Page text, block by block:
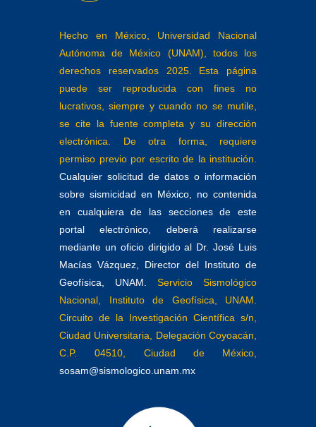
Hecho en México, Universidad Nacional
Autónoma de México (UNAM), todos los
derechos reservados 2025. Esta página
puede ser reproducida con fines no
lucrativos, siempre y cuando no se mutile,
se cite la fuente completa y su dirección
electrónica. De otra forma, requiere
permiso previo por escrito de la institución.
Cualquier solicitud de datos o información
sobre sismicidad en México, no contenida
en cualquiera de las secciones de este
portal electrónico, deberá realizarse
mediante un oficio dirigido al Dr. José Luis
Macías Vázquez, Director del Instituto de
Geofísica, UNAM.
Servicio Sismológico
Nacional, Instituto de Geofísica, UNAM.
Circuito de la Investigación Científica s/n,
Ciudad Universitaria, Delegación Coyoacán,
C.P. 04510, Ciudad de México,
sosam@sismologico.unam.mx